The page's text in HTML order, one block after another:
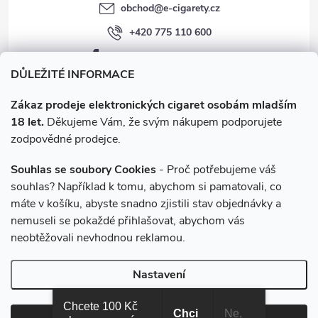
DŮLEŽITÉ INFORMACE
Zákaz prodeje elektronických cigaret osobám mladším
18 let. Děkujeme Vám, že svým nákupem podporujete
zodpovědné prodejce.
Souhlas se soubory Cookies - Proč potřebujeme váš
souhlas? Například k tomu, abychom si pamatovali, co
máte v košíku, abyste snadno zjistili stav objednávky a
nemuseli se pokaždé přihlašovat, abychom vás
neobtěžovali nevhodnou reklamou.
Nastavení
obchod@e-cigarety.cz
+420 775 110 600
Instagram
e-cigarety.cz. Všechna práva vyhrazena.
nastavení cookies
Chcete 100 Kč
Chci Ne,